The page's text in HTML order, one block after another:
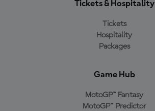
Tickets & Hospitality
Tickets
Hospitality
Packages
Game Hub
MotoGP™ Fantasy
MotoGP™ Predictor